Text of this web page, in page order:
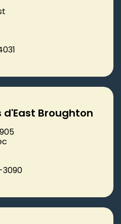
Broughton
3090